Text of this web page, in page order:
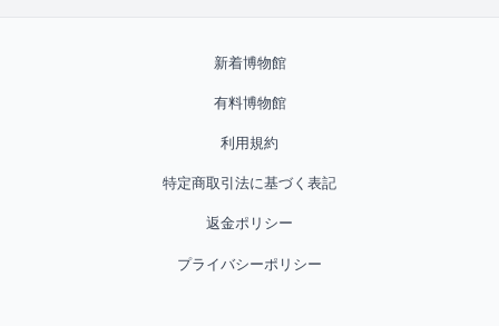
新着博物館
有料博物館
利用規約
特定商取引法に基づく表記
返金ポリシー
プライバシーポリシー